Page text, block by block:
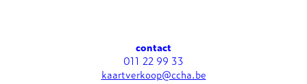
contact
011 22 99 33
kaartverkoop@ccha.be